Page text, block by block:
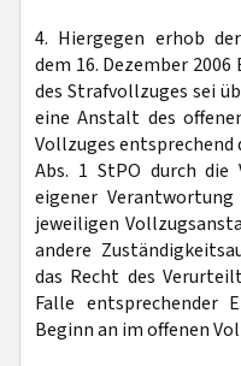
4. Hiergegen erhob
dem 16. Dezember
des Strafvollzuges sei
eine Anstalt des
Vollzuges entsprechend
Abs. 1 StPO durch die
eigener
jeweiligen
andere
das Recht des
Falle entsprechender
Beginn an im offenen